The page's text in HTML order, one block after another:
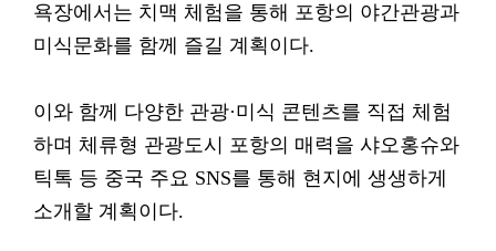
욕장에서는 치맥 체험을 통해 포항의 야간관광과
미식문화를 함께 즐길 계획이다.
이와 함께 다양한 관광·미식 콘텐츠를 직접 체험
하며 체류형 관광도시 포항의 매력을 샤오홍슈와
틱톡 등 중국 주요 SNS를 통해 현지에 생생하게
소개할 계획이다.